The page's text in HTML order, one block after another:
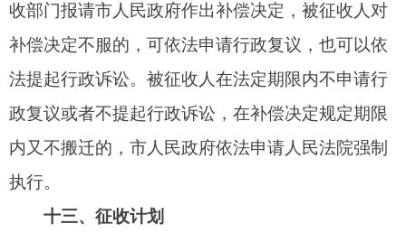
意见接收部门：阿图什市人民政府办公室政策
法规室
电话：0908-7625526
监督部门：阿图什市纪委监委办公室
政策咨询部门：阿图什市人大法工委
政策咨询电话：0908-4222883
阿图什市征收办公室